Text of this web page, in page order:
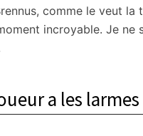
comme le veut la
incroyable. Je ne
a les